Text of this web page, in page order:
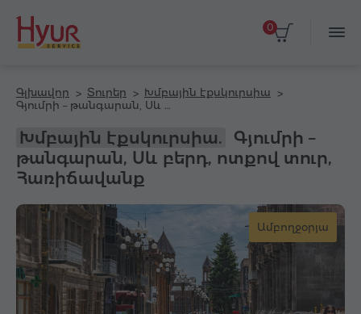
0
Գլխավոր Տուրեր
Խմբային էքսկուրսիա
Խմբային էքսկուրսիա.
Գյումրի –
թանգարան, Սև բերդ, ոտքով տուր,
Հառիճավանք
Ամբողջօրյա